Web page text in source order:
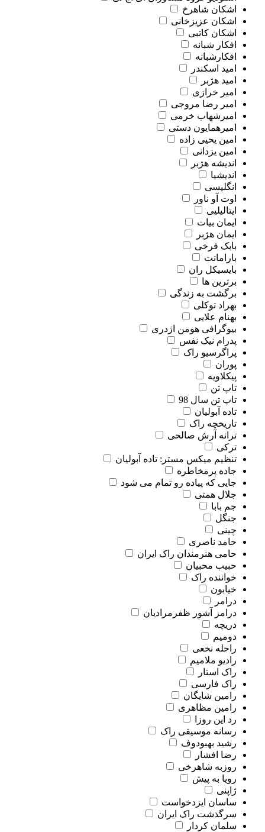
اشکان شاهرخ
اشکان عزیزخانی
اشکان کاتبی
افکار شبانه
افکارشبانه
امید اسکندر
امید هژبر
امیر خرازی
امیر رضا مروجی
امیرشهاب خرمی
امیرهمایون دستی
امین یحیی زاده
امین یزدانی
اندیشه هژبر
اندیشیا
انگلیسی
اوت آو ناور
ایتالیلیی
ایمان بیات
ایمان هژبر
بابک فرخی
بارامانت
بایسیکل ران
برترین ها
برگشت به زندگی
بهراد توکلی
بهنام علایی
بیوگرافی هومن اژدری
پدرام نیک نفس
پراگرسیو راک
پوران
پیکلاویه
تاپ تن
تاپ تن سال 98
تاده آبولیان
تاریخچه راک
ترانه آرش صالحی
ترکی
تنظیم میکس مستر: تاده آبولیان
جاده پرمخاطره
جایی که پیاده رو تمام می شود
جلال همتی
جم بابا
جنگل
چینی
حامد ناصری
حامی هنرمندان راک ایران
حبیب محبیان
خواننده راک
خیابون
درامر
درامز آشور ظفرمرادیان
دریچه
دومیم
راحله نخعی
رادیو ملامیم
راک استار
راک فارسی
رامین شایگان
رامین مظاهری
رد این روزا
رسانه موسیقی راک
رشید بهبودوف
رضا افشار
روزبه شاهرخی
رویا به پیش
ژاپنی
ساسان ایزدخواست
سرگذشت راک ایران
سلمان کردار